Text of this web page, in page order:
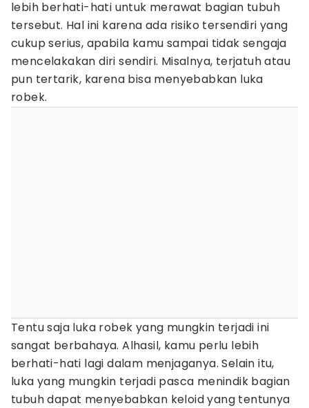
lebih berhati-hati untuk merawat bagian tubuh
tersebut. Hal ini karena ada risiko tersendiri yang
cukup serius, apabila kamu sampai tidak sengaja
mencelakakan diri sendiri. Misalnya, terjatuh atau
pun tertarik, karena bisa menyebabkan luka
robek.
Tentu saja luka robek yang mungkin terjadi ini
sangat berbahaya. Alhasil, kamu perlu lebih
berhati-hati lagi dalam menjaganya. Selain itu,
luka yang mungkin terjadi pasca menindik bagian
tubuh dapat menyebabkan keloid yang tentunya